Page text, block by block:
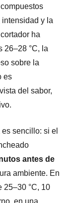
y la
ha
26–28 °C, la
sobre la
es
del sabor,
sencillo: si el
antes de
ambiente. En
25–30 °C, 10
en una